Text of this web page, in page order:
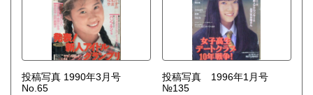
投稿写真 1990年3月号
No.65
投稿写真 1996年1月号
№135